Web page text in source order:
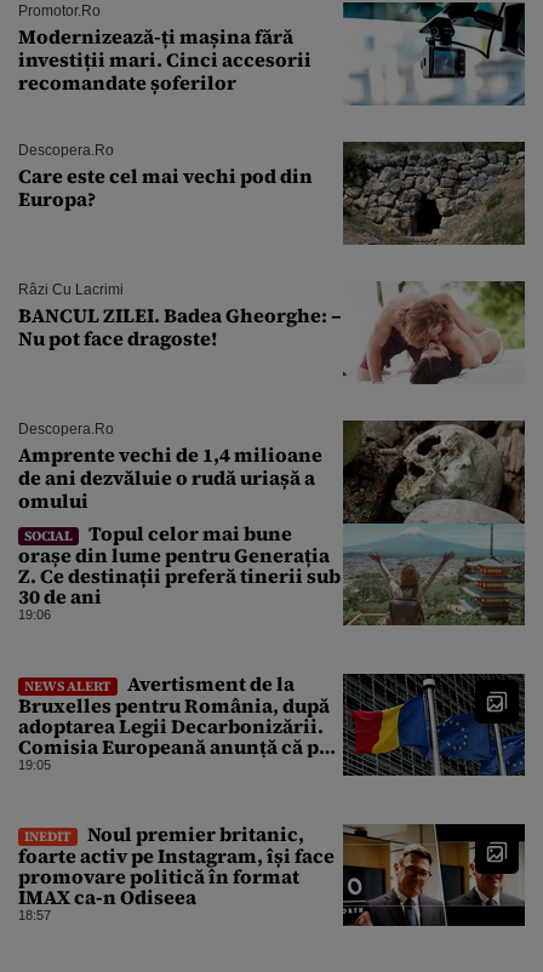
Promotor.ro
Modernizează-ți mașina fără
investiții mari. Cinci accesorii
recomandate șoferilor
Descopera.ro
Care este cel mai vechi pod din
Europa?
Râzi Cu Lacrimi
BANCUL ZILEI. Badea Gheorghe: –
Nu pot face dragoste!
Descopera.ro
Amprente vechi de 1,4 milioane
de ani dezvăluie o rudă uriașă a
omului
SOCIAL
Topul celor mai bune
orașe din lume pentru Generația
Z. Ce destinații preferă tinerii sub
30 de ani
19:06
NEWS ALERT
Avertisment de la
Bruxelles pentru România, după
adoptarea Legii Decarbonizării.
Comisia Europeană anunță că pot
fi „consecințe financiare”
19:05
INEDIT
Noul premier britanic,
foarte activ pe Instagram, își face
promovare politică în format
IMAX ca-n Odiseea
18:57